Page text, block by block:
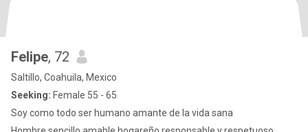
Felipe, 72
Saltillo, Coahuila, Mexico
Seeking: Female 55 - 65
Soy como todo ser humano amante de la vida sana